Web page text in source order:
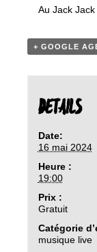
Au Jack Jack
+ GOOGLE
DETAILS
Date:
16 mai 2024
Heure :
19:00
Prix :
Gratuit
Catégorie
musique live